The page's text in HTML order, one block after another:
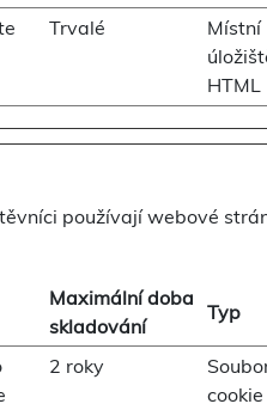
Trvalé
Místní
HTML
používají webové
Maximální doba
skladování
Typ
2 roky
cookie